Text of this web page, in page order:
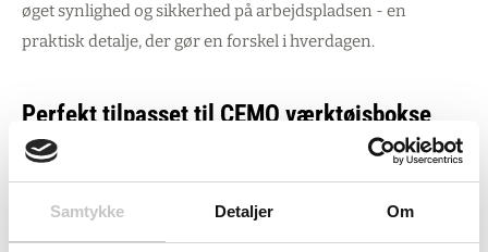
Samtykke Detaljer Om
øget synlighed og sikkerhed på arbejdspladsen - en
praktisk detalje, der gør en forskel i hverdagen.
Perfekt tilpasset til CEMO værktøjsbokse
Med ydre dimensioner på 430 x 280 x 190 mm er denne
værktøjsbokse på 150 og 250 liter. Det modulopbyggede